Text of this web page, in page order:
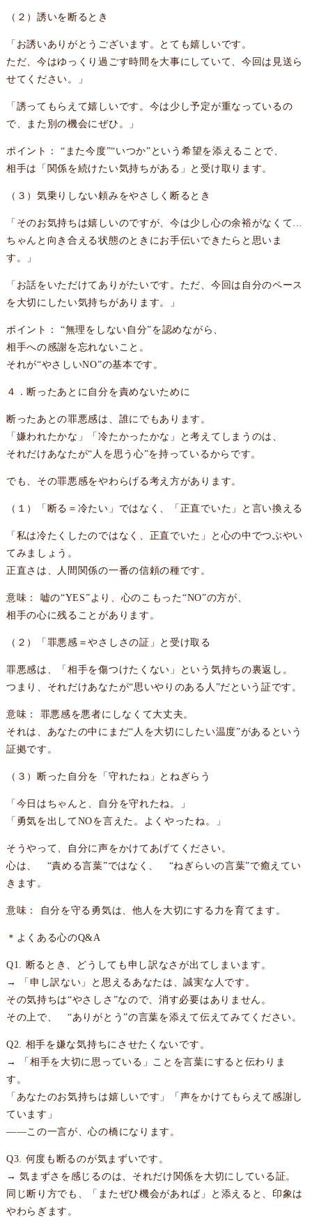
（２）誘いを断るとき
「お誘いありがとうございます。とても嬉しいです。
ただ、今はゆっくり過ごす時間を大事にしていて、今回は見送ら
せてください。」
「誘ってもらえて嬉しいです。今は少し予定が重なっているの
で、また別の機会にぜひ。」
ポイント： “また今度”“いつか”という希望を添えることで、
相手は「関係を続けたい気持ちがある」と受け取ります。
（３）気乗りしない頼みをやさしく断るとき
「そのお気持ちは嬉しいのですが、今は少し心の余裕がなくて…
ちゃんと向き合える状態のときにお手伝いできたらと思いま
す。」
「お話をいただけてありがたいです。ただ、今回は自分のペース
を大切にしたい気持ちがあります。」
ポイント： “無理をしない自分”を認めながら、
相手への感謝を忘れないこと。
それが“やさしいNO”の基本です。
４．断ったあとに自分を責めないために
断ったあとの罪悪感は、誰にでもあります。
「嫌われたかな」「冷たかったかな」と考えてしまうのは、
それだけあなたが“人を思う心”を持っているからです。
でも、その罪悪感をやわらげる考え方があります。
（１）「断る＝冷たい」ではなく、「正直でいた」と言い換える
「私は冷たくしたのではなく、正直でいた」と心の中でつぶやい
てみましょう。
正直さは、人間関係の一番の信頼の種です。
意味： 嘘の“YES”より、心のこもった“NO”の方が、
相手の心に残ることがあります。
（２）「罪悪感＝やさしさの証」と受け取る
罪悪感は、「相手を傷つけたくない」という気持ちの裏返し。
つまり、それだけあなたが“思いやりのある人”だという証です。
意味： 罪悪感を悪者にしなくて大丈夫。
それは、あなたの中にまだ“人を大切にしたい温度”があるという
証拠です。
（３）断った自分を「守れたね」とねぎらう
「今日はちゃんと、自分を守れたね。」
「勇気を出してNOを言えた。よくやったね。」
そうやって、自分に声をかけてあげてください。
心は、 “責める言葉”ではなく、 “ねぎらいの言葉”で癒えてい
きます。
意味： 自分を守る勇気は、他人を大切にする力を育てます。
＊よくある心のQ&A
Q1. 断るとき、どうしても申し訳なさが出てしまいます。
→ 「申し訳ない」と思えるあなたは、誠実な人です。
その気持ちは“やさしさ”なので、消す必要はありません。
その上で、 “ありがとう”の言葉を添えて伝えてみてください。
Q2. 相手を嫌な気持ちにさせたくないです。
→ 「相手を大切に思っている」ことを言葉にすると伝わりま
す。
「あなたのお気持ちは嬉しいです」「声をかけてもらえて感謝し
ています」
——この一言が、心の橋になります。
Q3. 何度も断るのが気まずいです。
→ 気まずさを感じるのは、それだけ関係を大切にしている証。
同じ断り方でも、「またぜひ機会があれば」と添えると、印象は
やわらぎます。